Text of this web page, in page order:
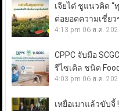
เจียไต๋ ชูแนวคิด
ต่อยอดความเชี่ย
4:13 pm 06 ส.ค.
CPPC จับมือ
รีไซเคิล ชนิด
4:03 pm 06 ส.ค.
เหยื่อเมาแล้วขับจี้